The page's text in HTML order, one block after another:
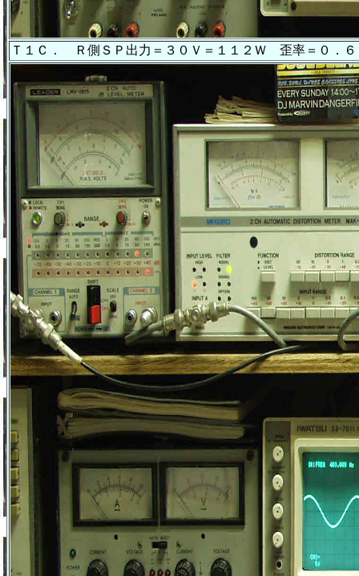
Ｔ１Ｃ． Ｒ側ＳＰ出力＝３０Ｖ＝１１２Ｗ 歪率＝０．